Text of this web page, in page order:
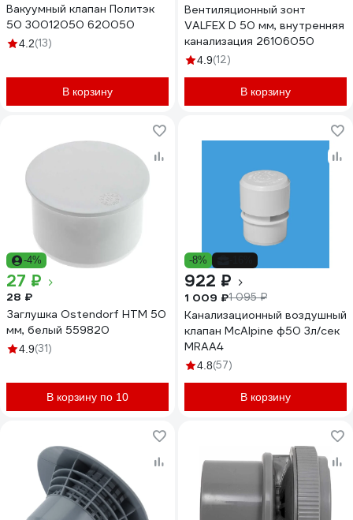
Вакуумный клапан Политэк
50 30012050 620050
4.2(13)
В корзину
Вентиляционный зонт
VALFEX D 50 мм, внутренняя
канализация 26106050
4.9(12)
В корзину
-4%
27 ₽
28 ₽
Заглушка Ostendorf HTM 50
мм, белый 559820
4.9(31)
В корзину по 10
-8%
922 ₽
1 009 ₽1 095 ₽
Канализационный воздушный
клапан McAlpine ф50 3л/сек
MRAA4
4.8(57)
В корзину